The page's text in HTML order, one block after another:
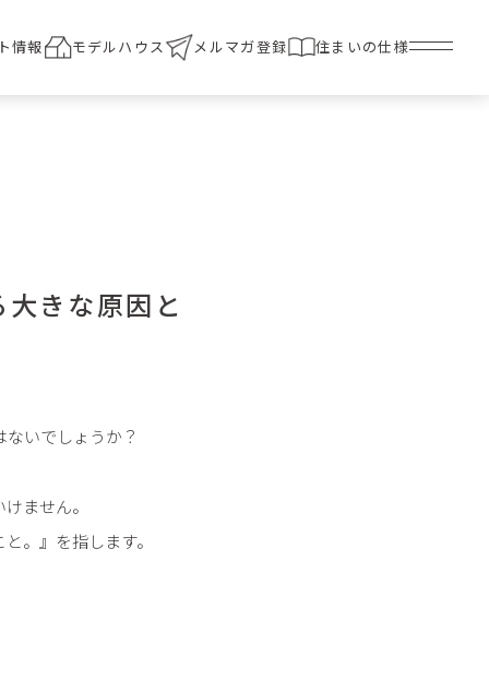
情報 モデルハウス メルマガ登録 住まいの仕様
きな原因と
いでしょうか？
ません。
。』を指します。